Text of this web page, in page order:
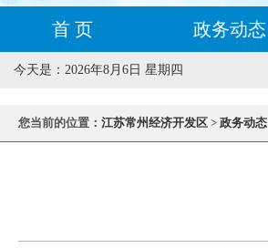
首 页 政务动态
今天是： 2026年8月6日 星期四
您当前的位置： 江苏常州经济开发区 > 政务动态